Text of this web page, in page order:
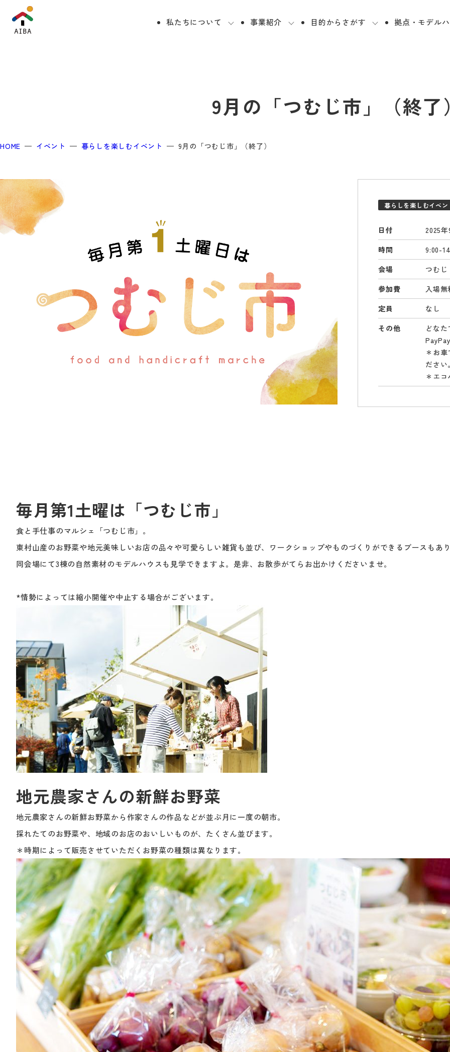
私たちについて 事業紹介 目的からさがす 拠点・モデル
9月の「つむじ市」（終了
HOME イベント 暮らしを楽しむイベント 9月の「つむじ市」（終了）
暮らしを楽しむイベン
日付
2025
時間
9:00-
会場
つむじ
参加費
入場無
定員
なし
その他
どな
＊お
ださ
＊エ
毎月第1土曜は「つむじ市」
食と手仕事のマルシェ「つむじ市」。
東村山産のお野菜や地元美味しいお店の品々や可愛らしい雑貨も並び、ワークショップやものづくりができるブースもあ
同会場にて3棟の自然素材のモデルハウスも見学できますよ。是非、お散歩がてらお出かけくださいませ。
*情勢によっては縮小開催や中止する場合がございます。
地元農家さんの新鮮お野菜
地元農家さんの新鮮お野菜から作家さんの作品などが並ぶ月に一度の朝市。
採れたてのお野菜や、地域のお店のおいしいものが、たくさん並びます。
＊時期によって販売させていただくお野菜の種類は異なります。